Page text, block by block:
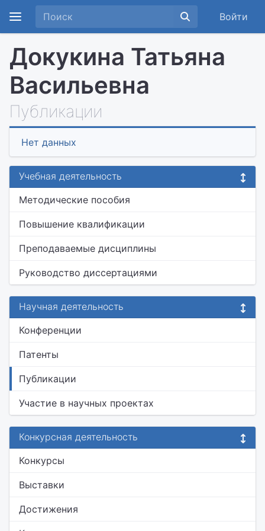
Войти
Докукина Татьяна
Васильевна
Публикации
Нет данных
Учебная деятельность
Методические пособия
Повышение квалификации
Преподаваемые дисциплины
Руководство диссертациями
Научная деятельность
Конференции
Патенты
Публикации
Участие в научных проектах
Конкурсная деятельность
Конкурсы
Выставки
Достижения